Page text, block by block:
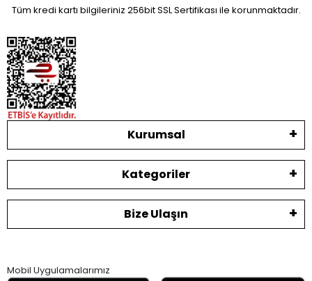
Tüm kredi kartı bilgileriniz 256bit SSL Sertifikası ile korunmaktadır.
Kurumsal
Kategoriler
Bize Ulaşın
Mobil Uygulamalarımız